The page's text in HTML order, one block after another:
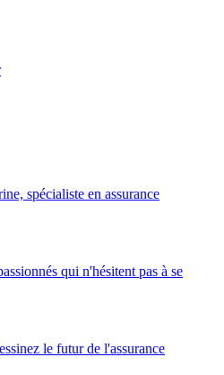
spécialiste en assurance
qui n'hésitent pas à se
le futur de l'assurance